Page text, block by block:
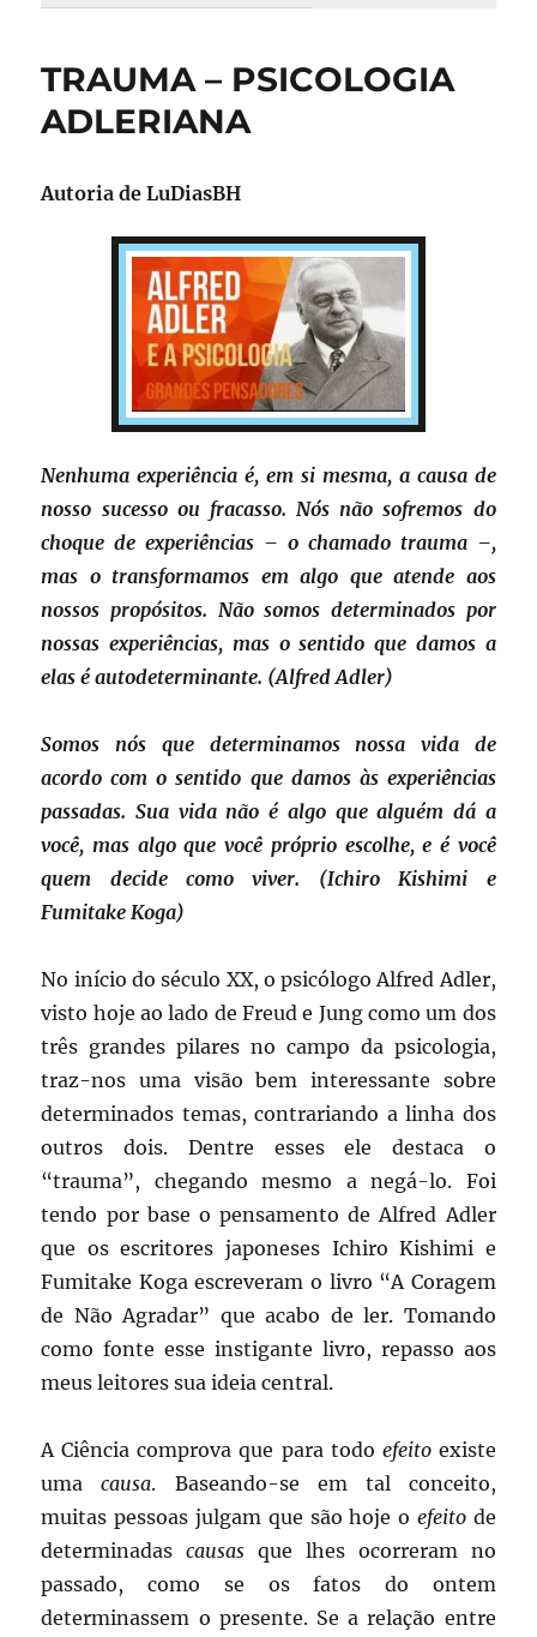
TRAUMA – PSICOLOGIA
ADLERIANA
Autoria de LuDiasBH
Nenhuma experiência é, em si mesma, a causa de
nosso sucesso ou fracasso. Nós não sofremos do
choque de experiências – o chamado trauma –,
mas o transformamos em algo que atende aos
nossos propósitos. Não somos determinados por
nossas experiências, mas o sentido que damos a
elas é autodeterminante. (Alfred Adler)
Somos nós que determinamos nossa vida de
acordo com o sentido que damos às experiências
passadas. Sua vida não é algo que alguém dá a
você, mas algo que você próprio escolhe, e é você
quem decide como viver. (Ichiro Kishimi e
Fumitake Koga)
No início do século XX, o psicólogo Alfred Adler,
visto hoje ao lado de Freud e Jung como um dos
três grandes pilares no campo da psicologia,
traz-nos uma visão bem interessante sobre
determinados temas, contrariando a linha dos
outros dois. Dentre esses ele destaca o
“trauma”, chegando mesmo a negá-lo. Foi
tendo por base o pensamento de Alfred Adler
que os escritores japoneses Ichiro Kishimi e
Fumitake Koga escreveram o livro “A Coragem
de Não Agradar” que acabo de ler. Tomando
como fonte esse instigante livro, repasso aos
meus leitores sua ideia central.
A Ciência comprova que para todo efeitoexiste
umacausa. Baseando-se em tal conceito,
muitas pessoas julgam que são hoje o efeitode
determinadascausas que lhes ocorreram no
passado, como se os fatos do ontem
determinassem o presente. Se a relação entre